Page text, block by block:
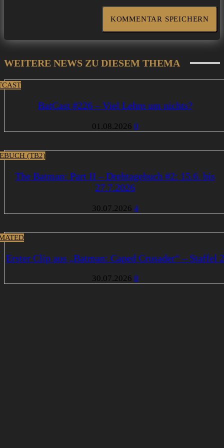
WEITERE NEWS ZU DIESEM THEMA
BatCast #226 – Viel Lehm um nichts?
01.08.2026 0
(TB2)
The Batman: Part II – Drehtagebuch #2: 15.6. bis
27.7.2026
30.07.2026 4
Erster Clip aus „Batman: Caped Crusader“ – Staffel 2
30.07.2026 8